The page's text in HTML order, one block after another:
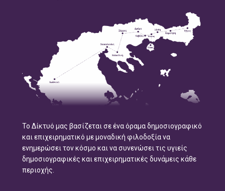
Το Δίκτυό μας βασίζεται σε ένα όραμα δημοσιογραφικό
και επιχειρηματικό με μοναδική φιλοδοξία να
ενημερώσει τον κόσμο και να συνενώσει τις υγιείς
δημοσιογραφικές και επιχειρηματικές δυνάμεις κάθε
περιοχής.